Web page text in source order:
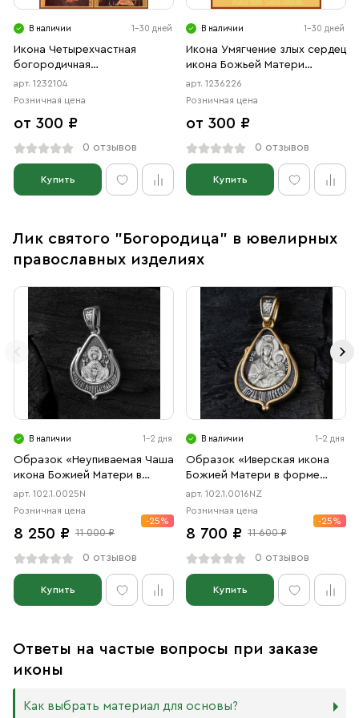
В наличии 1-30 дней
Икона Четырехчастная
богородичная
Казанская,Владимирская,
Смоленская, Тихвинская
(АРТ.02104)
арт. 1232104
Розничная цена
от 300 ₽
0 отзывов
Купить
В наличии 1-30 дней
Икона Умягчение злых сердец
икона Божьей Матери
(АРТ.06226)
арт. 1236226
Розничная цена
от 300 ₽
0 отзывов
Купить
Лик святого "Богородица" в ювелирных
православных изделиях
В наличии 1-2 дня
Образок «Неупиваемая Чаша
икона Божией Матери в
форме цаты» чернение
арт. 102.1.0025N
Розничная цена
8 250 ₽ 11 000 ₽
-25%
0 отзывов
Купить
В наличии 1-2 дня
Образок «Иверская икона
Божией Матери в форме
цаты» чернение, позолота
арт. 102.1.0016NZ
Розничная цена
8 700 ₽ 11 600 ₽
-25%
0 отзывов
Купить
Ответы на частые вопросы при заказе
иконы
Как выбрать материал для основы?